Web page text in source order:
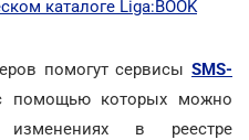
каталоге Liga:BOOK
помогут сервисы SMS-
помощью которых можно
в реестре